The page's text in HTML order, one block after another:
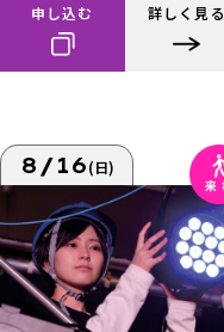
申し込む 詳しく見る
8/16(日)